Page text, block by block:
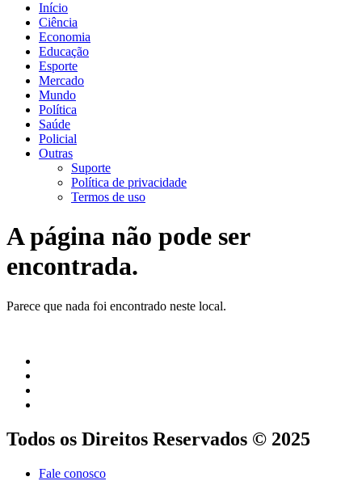
Início
Ciência
Economia
Educação
Esporte
Mercado
Mundo
Política
Saúde
Policial
Outras
Suporte
Política de privacidade
Termos de uso
A página não pode ser
encontrada.
Parece que nada foi encontrado neste local.
Todos os Direitos Reservados © 2025
Fale conosco